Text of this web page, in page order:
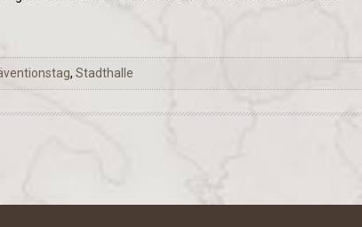
,Stadthalle